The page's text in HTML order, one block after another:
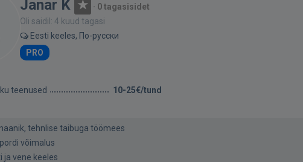
Janar K · 0 tagasisidet
Oli saidil: 4 kuud tagasi
Eesti keeles, По-русски
PRO
teenused 10-25€/tund
tehnlise taibuga töömees
võimalus
ja vene keeles